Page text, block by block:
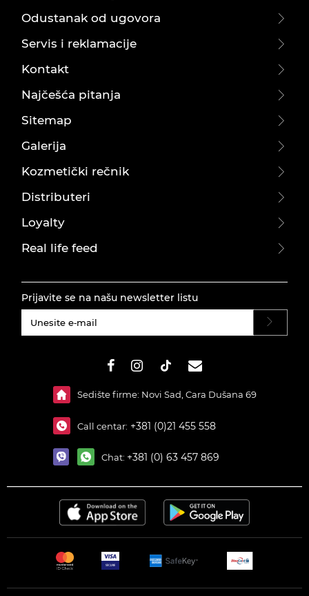
Odustanak od ugovora
Servis i reklamacije
Kontakt
Najčešća pitanja
Sitemap
Galerija
Kozmetički rečnik
Distributeri
Loyalty
Real life feed
Prijavite se na našu newsletter listu
Sedište firme: Novi Sad, Cara Dušana 69
Call centar: +381 (0)21 455 558
Chat: +381 (0) 63 457 869